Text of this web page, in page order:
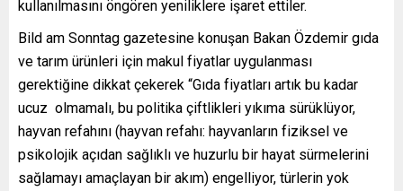
kullanılmasını öngören yeniliklere işaret ettiler.
Bild am Sonntag gazetesine konuşan Bakan Özdemir gıda
ve tarım ürünleri için makul fiyatlar uygulanması
gerektiğine dikkat çekerek “Gıda fiyatları artık bu kadar
ucuz olmamalı, bu politika çiftlikleri yıkıma sürüklüyor,
hayvan refahını (hayvan refahı: hayvanların fiziksel ve
psikolojik açıdan sağlıklı ve huzurlu bir hayat sürmelerini
sağlamayı amaçlayan bir akım) engelliyor, türlerin yok